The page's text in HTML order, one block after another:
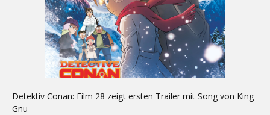
Detektiv Conan: Film 28 zeigt ersten Trailer mit Song von King
Gnu